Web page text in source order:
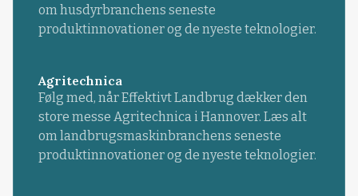
om husdyrbranchens seneste
produktinnovationer og de nyeste teknologier.
Agritechnica
Følg med, når Effektivt Landbrug dækker den
store messe Agritechnica i Hannover. Læs alt
om landbrugsmaskinbranchens seneste
produktinnovationer og de nyeste teknologier.